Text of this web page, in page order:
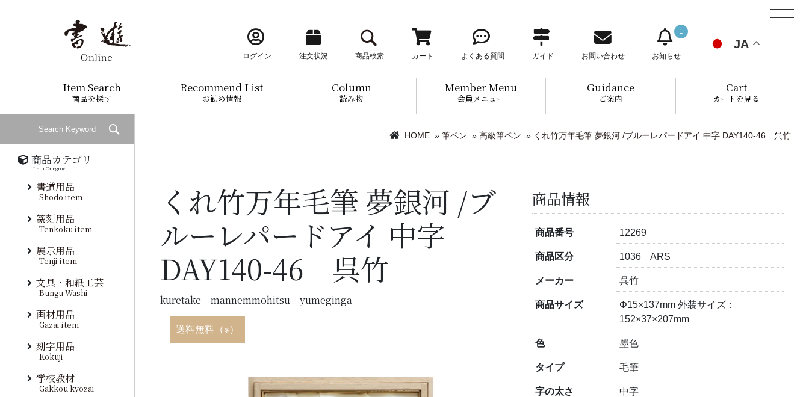
ログイン 注文状況 商品検索 カート よくある質問 ガイド お問い合わせ
1
お知らせ
JA
Item Search
商品を探す
Recommend List
お勧め情報
Column
読み物
Member Menu
会員メニュー
Guidance
ご案内
Cart
カートを見る
HOME » 筆ペン » 高級筆ペン » くれ竹万年毛筆 夢銀河 /ブルーレパードアイ 中字 DAY140-46 呉竹
くれ竹万年毛筆 夢銀河 /ブ
ルーレパードアイ 中字
DAY140-46 呉竹
kuretake mannemmohitsu yumeginga
送料無料（※）
商品情報
商品番号 12269
商品区分 1036 ARS
メーカー 呉竹
商品サイズ
Φ15×137mm 外装サイズ：
152×37×207mm
色 墨色
タイプ 毛筆
字の太さ 中字
商品カテゴリ
Item Categroy
書道用品
Shodo item
篆刻用品
Tenkoku item
展示用品
Tenji item
文具・和紙工芸
Bungu Washi
画材用品
Gazai item
刻字用品
Kokuji
学校教材
Gakkou kyozai